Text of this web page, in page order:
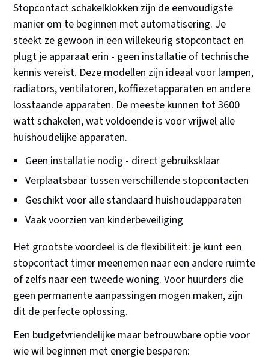
Stopcontact schakelklokken zijn de eenvoudigste
manier om te beginnen met automatisering. Je
steekt ze gewoon in een willekeurig stopcontact en
plugt je apparaat erin - geen installatie of technische
kennis vereist. Deze modellen zijn ideaal voor lampen,
radiators, ventilatoren, koffiezetapparaten en andere
losstaande apparaten. De meeste kunnen tot 3600
watt schakelen, wat voldoende is voor vrijwel alle
huishoudelijke apparaten.
Geen installatie nodig - direct gebruiksklaar
Verplaatsbaar tussen verschillende stopcontacten
Geschikt voor alle standaard huishoudapparaten
Vaak voorzien van kinderbeveiliging
Het grootste voordeel is de flexibiliteit: je kunt een
stopcontact timer meenemen naar een andere ruimte
of zelfs naar een tweede woning. Voor huurders die
geen permanente aanpassingen mogen maken, zijn
dit de perfecte oplossing.
Een budgetvriendelijke maar betrouwbare optie voor
wie wil beginnen met energie besparen: